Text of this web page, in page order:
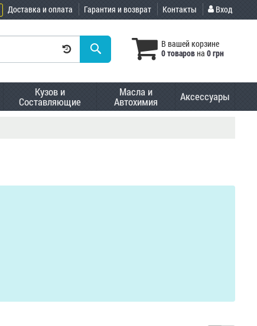
Доставка и оплата Гарантия и возврат Контакты Вход
В вашей корзине
0 товаровна 0 грн
Кузов и
Составляющие
Масла и
Автохимия Аксессуары